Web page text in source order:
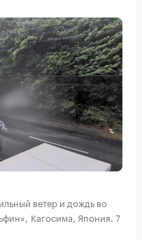
ветер и дождь во
Кагосима, Япония. 7